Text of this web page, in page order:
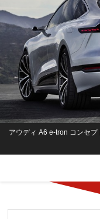
アウディ A6 e-tron コンセプ